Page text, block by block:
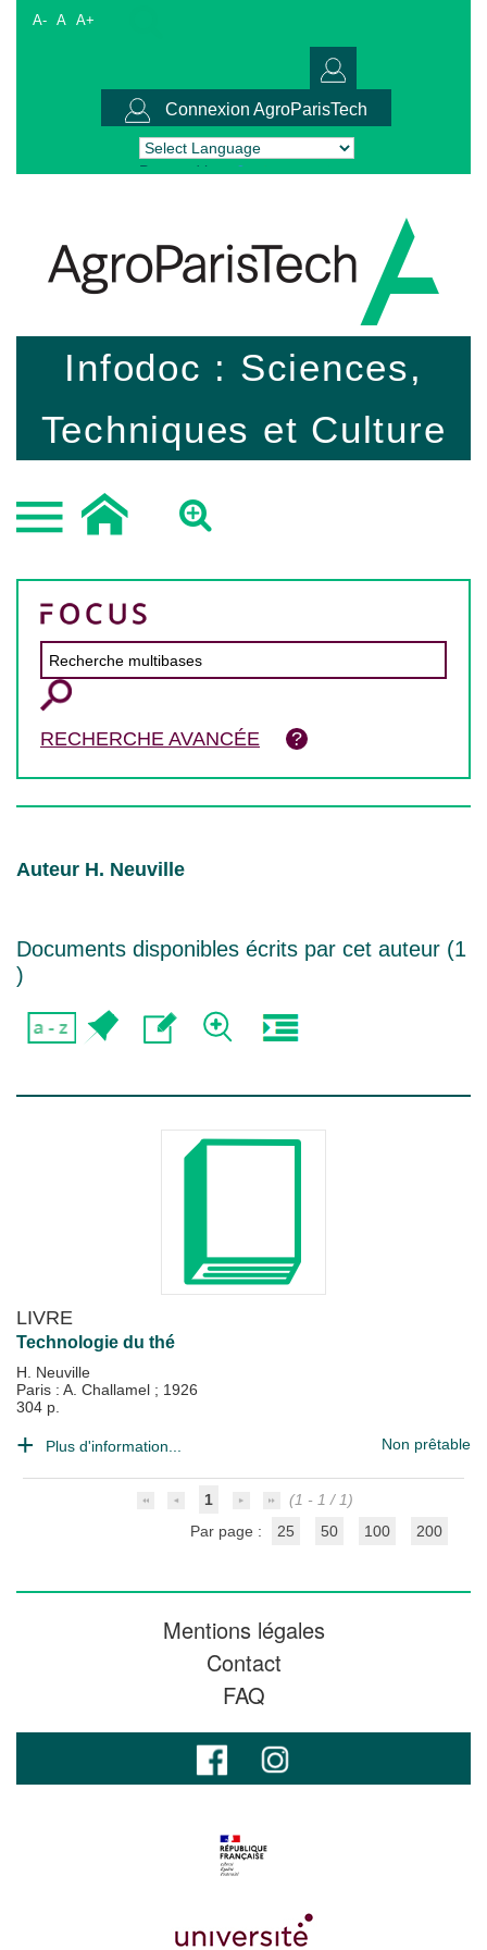
A- A A+
Connexion AgroParisTech
Powered by Translate
Infodoc : Sciences,
Techniques et Culture
RECHERCHE AVANCÉE
Auteur H. Neuville
Documents disponibles écrits par cet auteur (1
)
LIVRE
Technologie du thé
H. Neuville
Paris : A. Challamel ; 1926
304 p.
Plus d'information... Non prêtable
1
(1 - 1 / 1)
Par page :
25 50 100 200
Mentions légales
Contact
FAQ